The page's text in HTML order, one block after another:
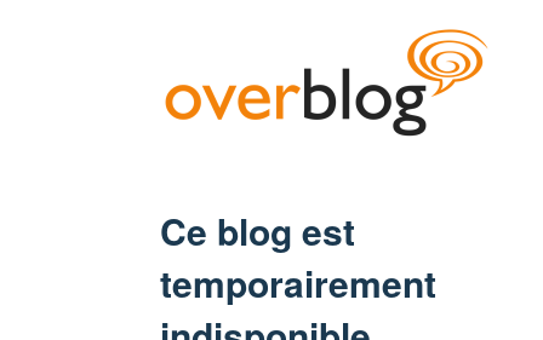
Ce blog est
temporairement